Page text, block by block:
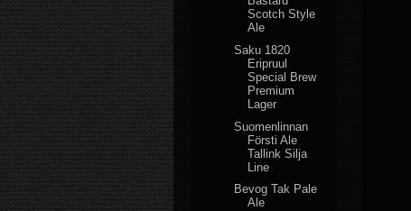
Scotch Style
Ale
Saku 1820
Eripruul
Special Brew
Premium
Lager
Suomenlinnan
Försti Ale
Tallink Silja
Line
Bevog Tak Pale
Ale